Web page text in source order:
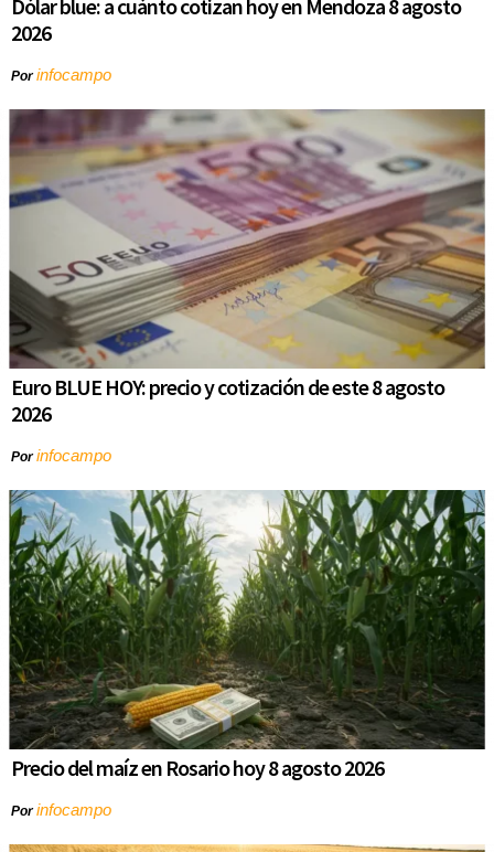
Dólar blue: a cuánto cotizan hoy en Mendoza 8 agosto
2026
Porinfocampo
Euro BLUE HOY: precio y cotización de este 8 agosto
2026
Porinfocampo
Precio del maíz en Rosario hoy 8 agosto 2026
Porinfocampo